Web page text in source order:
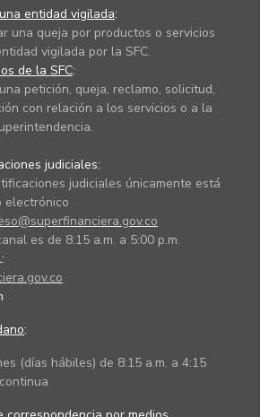
entidad vigilada:
una queja por productos o servicios
vigilada por la SFC.
de la SFC:
petición, queja, reclamo, solicitud,
con relación a los servicios o a la
judiciales:
judiciales únicamente está
electrónico
es de 8:15 a.m. a 5:00 p.m.
:
(días hábiles) de 8:15 a.m. a 4:15